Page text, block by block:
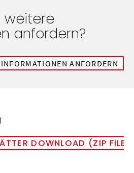
weitere
anfordern?
INFORMATIONEN ANFORDERN
DOWNLOAD (ZIP FILE)